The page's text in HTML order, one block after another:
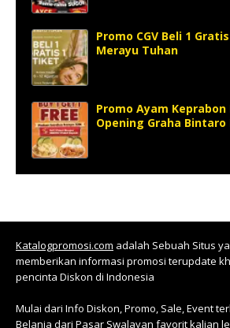
Promo CGV Beli 1
Merayu Tuhan
Promo Ayam Keprabon
Opening Graha Bintaro
Katalogpromosi.com adalah Sebuah Situs
memberikan informasi promosi terupdate
pencinta Diskon di Indonesia
Mulai dari Info Diskon, Promo, Sale, Event
Belanja dari Pasar Swalayan favorit kalian